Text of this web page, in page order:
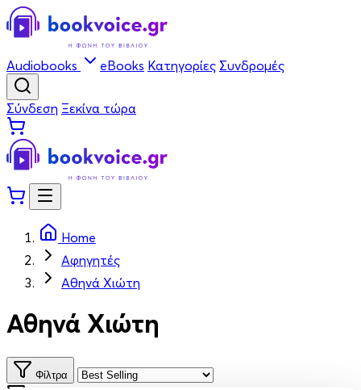
Audiobooks eBooks Κατηγορίες Συνδρομές
Σύνδεση Ξεκίνα τώρα
Home
Αφηγητές
Αθηνά Χιώτη
Αθηνά Χιώτη
Φίλτρα